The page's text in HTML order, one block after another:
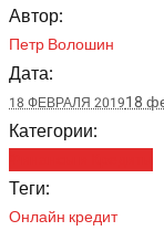
Автор:
Петр Волошин
Дата:
18 ФЕВРАЛЯ 201918
Категории:
Теги:
Онлайн кредит